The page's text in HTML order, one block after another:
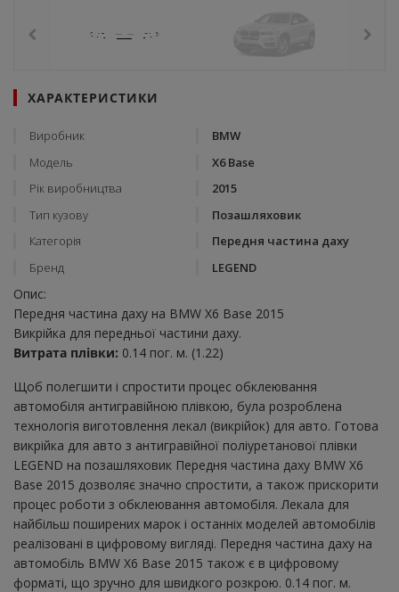
ХАРАКТЕРИСТИКИ
Виробник
BMW
Модель
X6 Base
Рік виробництва
2015
Тип кузову
Позашляховик
Категорія
Передня частина даху
Бренд
LEGEND
Опис:
Передня частина даху на BMW X6 Base 2015
Викрійка для передньої частини даху.
Витрата плівки: 0.14 пог. м. (1.22)
Щоб полегшити і спростити процес обклеювання
автомобіля антигравійною плівкою, була розроблена
технологія виготовлення лекал (викрійок) для авто. Готова
викрійка для авто з антигравійної поліуретанової плівки
LEGEND на позашляховик Передня частина даху BMW X6
Base 2015 дозволяє значно спростити, а також прискорити
процес роботи з обклеювання автомобіля. Лекала для
найбільш поширених марок і останніх моделей автомобілів
реалізовані в цифровому вигляді. Передня частина даху на
автомобіль BMW X6 Base 2015 також є в цифровому
форматі, що зручно для швидкого розкрою. 0.14 пог. м.